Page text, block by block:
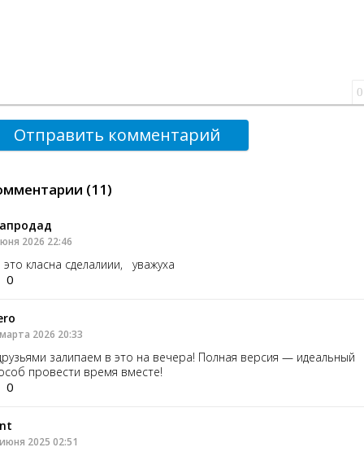
0
Отправить комментарий
(11)
2026 22:46
класна сделалиии, уважуха
0
2026 20:33
залипаем в это на вечера! Полная версия — идеальный
провести время вместе!
0
2025 02:51